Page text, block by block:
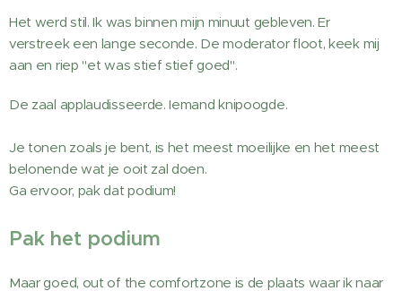
Het werd stil. Ik was binnen mijn minuut gebleven. Er
verstreek een lange seconde. De moderator floot, keek mij
aan en riep "et was stief stief goed".
De zaal applaudisseerde. Iemand knipoogde.
Je tonen zoals je bent, is het meest moeilijke en het meest
belonende wat je ooit zal doen.
Ga ervoor, pak dat podium!
Pak het podium
Maar goed, out of the comfortzone is de plaats waar ik naar